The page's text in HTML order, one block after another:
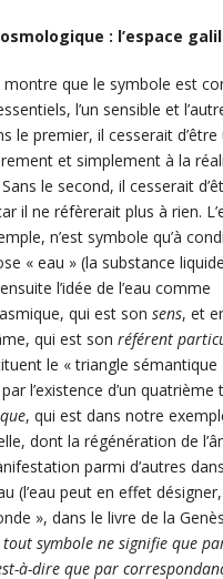
: l’espace
que le symbole est
l’un sensible et
le premier, il cesserait d’être
et simplement à la
le second, il cesserait
il ne réfèrerait plus à rien.
n’est symbole qu’à
« eau » (la substance
l’idée de l’eau comme
qui est son sens, et
qui est son référent
le « triangle sémantique
l’existence d’un quatrième
, qui est dans notre
dont la régénération de
parmi d’autres
(l’eau peut en effet
», dans le livre de la
tout symbole ne signifie que
à-dire que par